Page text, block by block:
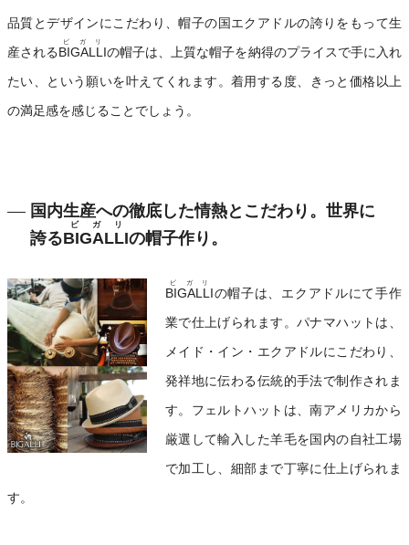
品質とデザインにこだわり、帽子の国エクアドルの誇りをもって生
産されるBIGALLI
ビガリ
の帽子は、上質な帽子を納得のプライスで手に入れ
たい、という願いを叶えてくれます。着用する度、きっと価格以上
の満足感を感じることでしょう。
国内生産への徹底した情熱とこだわり。世界に
誇るBIGALLI
ビガリ
の帽子作り。
BIGALLI
ビガリ
の帽子は、エクアドルにて手作
業で仕上げられます。パナマハットは、
メイド・イン・エクアドルにこだわり、
発祥地に伝わる伝統的手法で制作されま
す。フェルトハットは、南アメリカから
厳選して輸入した羊毛を国内の自社工場
で加工し、細部まで丁寧に仕上げられま
す。